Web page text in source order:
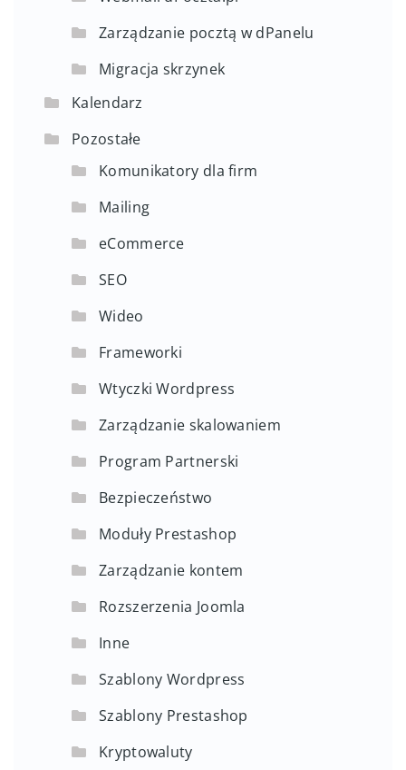
Zarządzanie pocztą w dPanelu
Migracja skrzynek
Kalendarz
Pozostałe
Komunikatory dla firm
Mailing
eCommerce
SEO
Wideo
Frameworki
Wtyczki Wordpress
Zarządzanie skalowaniem
Program Partnerski
Bezpieczeństwo
Moduły Prestashop
Zarządzanie kontem
Rozszerzenia Joomla
Inne
Szablony Wordpress
Szablony Prestashop
Kryptowaluty